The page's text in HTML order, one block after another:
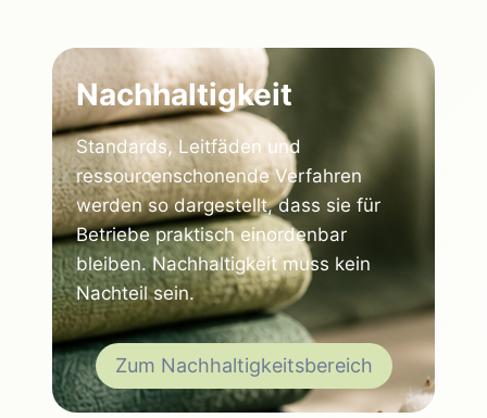
Nachhaltigkeit
Standards, Leitfäden und
ressourcenschonende Verfahren
werden so dargestellt, dass sie für
Betriebe praktisch einordenbar
bleiben. Nachhaltigkeit muss kein
Nachteil sein.
Zum Nachhaltigkeitsbereich